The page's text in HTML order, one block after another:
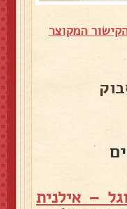
המקוצר
– אילנית